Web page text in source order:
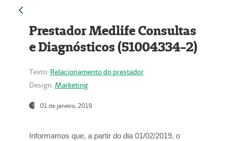
Prestador Medlife Consultas
e Diagnósticos (51004334-2)
Texto: Relacionamento do prestador
Design: Marketing
01 de janeiro, 2019
Informamos que, a partir do dia 01/02/2019, o